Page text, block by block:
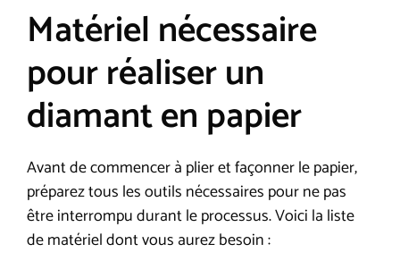
Matériel nécessaire
pour réaliser un
diamant en papier
Avant de commencer à plier et façonner le papier,
préparez tous les outils nécessaires pour ne pas
être interrompu durant le processus. Voici la liste
de matériel dont vous aurez besoin :